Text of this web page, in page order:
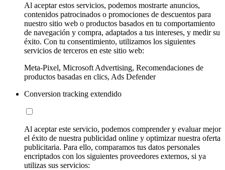
Al aceptar estos servicios, podemos mostrarte anuncios,
contenidos patrocinados o promociones de descuentos para
nuestro sitio web o productos basados en tu comportamiento
de navegación y compra, adaptados a tus intereses, y medir su
éxito. Con tu consentimiento, utilizamos los siguientes
servicios de terceros en este sitio web:
Meta-Pixel, Microsoft Advertising, Recomendaciones de
productos basadas en clics, Ads Defender
Conversion tracking extendido
Al aceptar este servicio, podemos comprender y evaluar mejor
el éxito de nuestra publicidad online y optimizar nuestra oferta
publicitaria. Para ello, comparamos tus datos personales
encriptados con los siguientes proveedores externos, si ya
utilizas sus servicios: